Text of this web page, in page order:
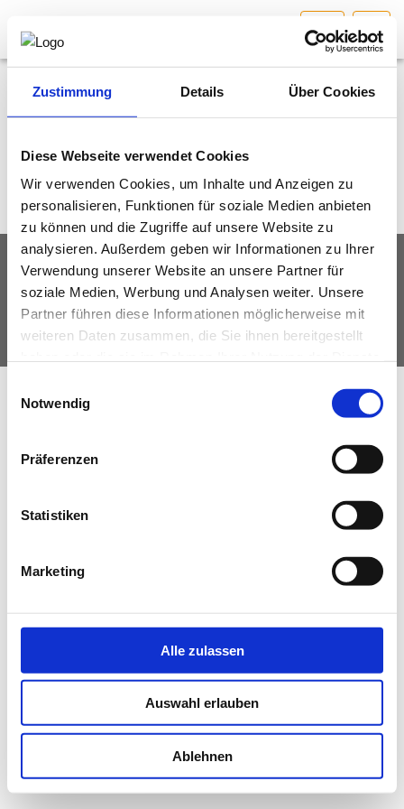
Zustimmung Details Über Cookies
Diese Webseite verwendet Cookies
Wir verwenden Cookies, um Inhalte und Anzeigen zu
personalisieren, Funktionen für soziale Medien anbieten
zu können und die Zugriffe auf unsere Website zu
analysieren. Außerdem geben wir Informationen zu Ihrer
Verwendung unserer Website an unsere Partner für
soziale Medien, Werbung und Analysen weiter. Unsere
Partner führen diese Informationen möglicherweise mit
weiteren Daten zusammen, die Sie ihnen bereitgestellt
Notwendig
Präferenzen
Statistiken
Marketing
Alle zulassen
Auswahl erlauben
Ablehnen
SBG
Bundesland auswählen HOME
DAS INGENIEURBÜRO
INTERESSEN­VERTRETUNG
MITGLIEDER­VERZEICHNIS
SERVICE
Keine Einträge gefunden
Informationen zu interessanten Veranstaltungen und
IMPRESSUM DATENSCHUTZ
© Fachverband Ingenieurbüros Österreich